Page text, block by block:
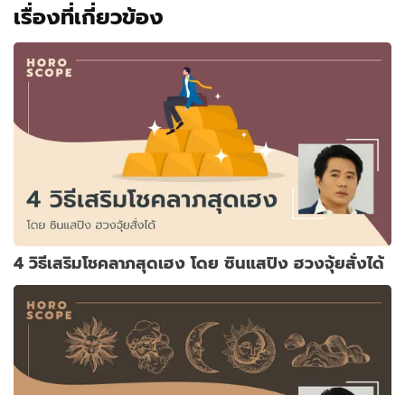
เรื่องที่เกี่ยวข้อง
4 วิธีเสริมโชคลาภสุดเฮง โดย ซินแสปิง ฮวงจุ้ยสั่งได้